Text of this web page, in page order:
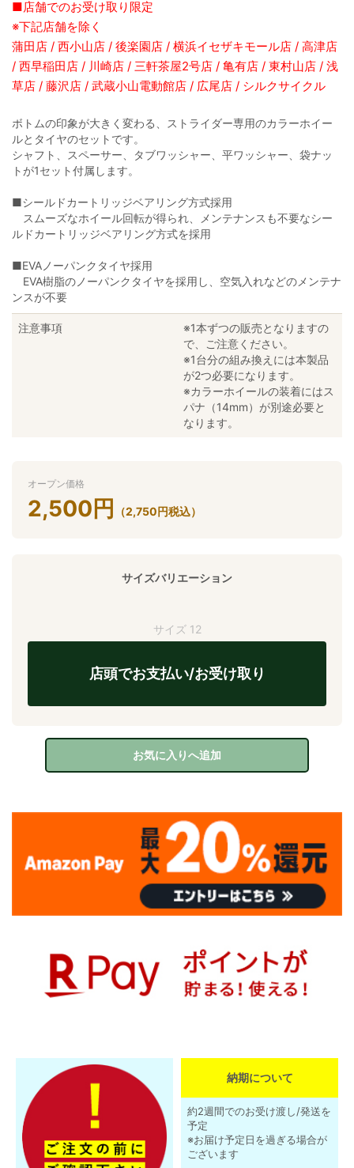
■店舗でのお受け取り限定
※下記店舗を除く
蒲田店 / 西小山店 / 後楽園店 / 横浜イセザキモール店 / 高津店
/ 西早稲田店 / 川崎店 / 三軒茶屋2号店 / 亀有店 / 東村山店 / 浅
草店 / 藤沢店 / 武蔵小山電動館店 / 広尾店 / シルクサイクル
ボトムの印象が大きく変わる、ストライダー専用のカラーホイー
ルとタイヤのセットです。
シャフト、スペーサー、タブワッシャー、平ワッシャー、袋ナッ
トが1セット付属します。
■シールドカートリッジベアリング方式採用
スムーズなホイール回転が得られ、メンテナンスも不要なシー
ルドカートリッジベアリング方式を採用
■EVAノーパンクタイヤ採用
EVA樹脂のノーパンクタイヤを採用し、空気入れなどのメンテナ
ンスが不要
注意事項
※1本ずつの販売となりますの
で、ご注意ください。
※1台分の組み換えには本製品
が2つ必要になります。
※カラーホイールの装着にはス
パナ（14mm）が別途必要と
なります。
オープン価格
2,500 円 （2,750円税込）
サイズバリエーション
サイズ 12
店頭でお支払い/お受け取り
お気に入りへ追加
納期について
約2週間でのお受け渡し/発送を
予定
※お届け予定日を過ぎる場合が
ございます